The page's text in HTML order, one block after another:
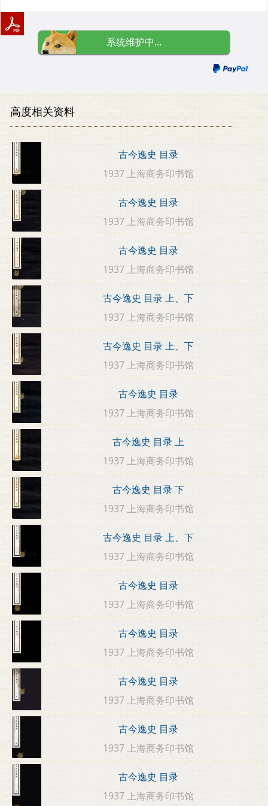
系统维护中...
高度相关资料
古今逸史 目录
1937 上海商务印书馆
古今逸史 目录
1937 上海商务印书馆
古今逸史 目录
1937 上海商务印书馆
古今逸史 目录 上、下
1937 上海商务印书馆
古今逸史 目录 上、下
1937 上海商务印书馆
古今逸史 目录
1937 上海商务印书馆
古今逸史 目录 上
1937 上海商务印书馆
古今逸史 目录 下
1937 上海商务印书馆
古今逸史 目录 上、下
1937 上海商务印书馆
古今逸史 目录
1937 上海商务印书馆
古今逸史 目录
1937 上海商务印书馆
古今逸史 目录
1937 上海商务印书馆
古今逸史 目录
1937 上海商务印书馆
古今逸史 目录
1937 上海商务印书馆